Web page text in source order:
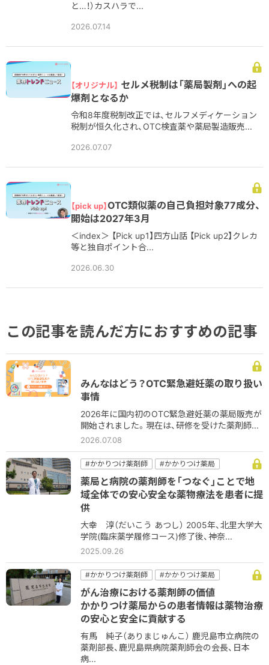
と…！）カスハラで...
2026.07.14
【オリジナル】 セルメ税制は「薬局製剤」への起
爆剤となるか
令和8年度税制改正では、セルフメディケーション
税制が恒久化され、OTC検査薬や薬局製造販売...
2026.07.07
【pick up】 OTC類似薬の自己負担対象77成分、
開始は2027年3月
＜index＞ 【Pick up1】四方山話 【Pick up2】クレカ
等と独自ポイント合...
2026.06.30
この記事を読んだ方におすすめの記事
みんなはどう？OTC緊急避妊薬の取り扱い
事情
2026年に国内初のOTC緊急避妊薬の薬局販売が
開始されました。現在は、研修を受けた薬剤師...
2026.07.08
#かかりつけ薬剤師
#かかりつけ薬局
#コミュニケーション
#病院
#病院薬剤師
#薬薬連携
薬局と病院の薬剤師を「つなぐ」ことで地
域全体での安心安全な薬物療法を患者に提
供
大幸 淳（だいこう あつし） 2005年、北里大学大
学院(臨床薬学履修コース)修了後、神奈...
2025.09.26
#かかりつけ薬剤師
#かかりつけ薬局
#コミュニケーション
#他職種
#病院
#病院薬剤師
がん治療における薬剤師の価値
かかりつけ薬局からの患者情報は薬物治療
の安心と安全に貢献する
有馬 純子（ありまじゅんこ） 鹿児島市立病院の
薬剤部長、鹿児島県病院薬剤師会の会長、日本
病...